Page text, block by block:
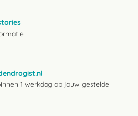
1 werkdag op jouw gestelde